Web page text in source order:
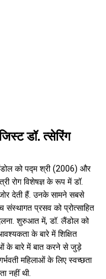
डॉ. त्सेरिंग
को पद्म श्री (2006) और
रोग विशेषज्ञ के रूप में डॉ.
देती हैं. उनके सामने सबसे
संस्थागत प्रसव को प्रोत्साहित
शुरुआत में, डॉ. लैंडोल को
के बारे में शिक्षित
के बारे में बात करने से जुड़े
महिलाओं के लिए स्वच्छता
नहीं थी.